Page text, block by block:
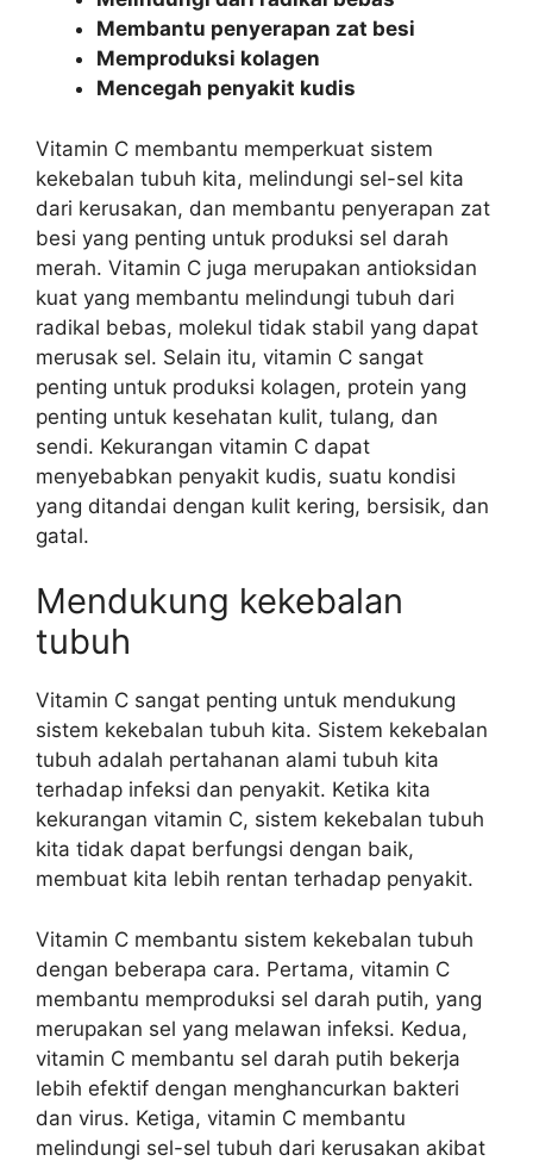
Membantu penyerapan zat besi
Memproduksi kolagen
Mencegah penyakit kudis
Vitamin C membantu memperkuat sistem
kekebalan tubuh kita, melindungi sel-sel kita
dari kerusakan, dan membantu penyerapan zat
besi yang penting untuk produksi sel darah
merah. Vitamin C juga merupakan antioksidan
kuat yang membantu melindungi tubuh dari
radikal bebas, molekul tidak stabil yang dapat
merusak sel. Selain itu, vitamin C sangat
penting untuk produksi kolagen, protein yang
penting untuk kesehatan kulit, tulang, dan
sendi. Kekurangan vitamin C dapat
menyebabkan penyakit kudis, suatu kondisi
yang ditandai dengan kulit kering, bersisik, dan
gatal.
Mendukung kekebalan
tubuh
Vitamin C sangat penting untuk mendukung
sistem kekebalan tubuh kita. Sistem kekebalan
tubuh adalah pertahanan alami tubuh kita
terhadap infeksi dan penyakit. Ketika kita
kekurangan vitamin C, sistem kekebalan tubuh
kita tidak dapat berfungsi dengan baik,
membuat kita lebih rentan terhadap penyakit.
Vitamin C membantu sistem kekebalan tubuh
dengan beberapa cara. Pertama, vitamin C
membantu memproduksi sel darah putih, yang
merupakan sel yang melawan infeksi. Kedua,
vitamin C membantu sel darah putih bekerja
lebih efektif dengan menghancurkan bakteri
dan virus. Ketiga, vitamin C membantu
melindungi sel-sel tubuh dari kerusakan akibat